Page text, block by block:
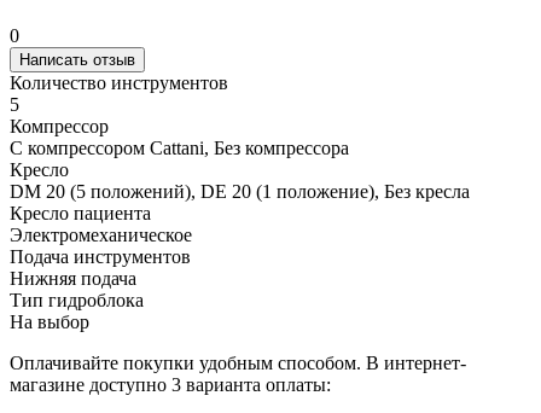
0
Написать отзыв
Количество инструментов
5
Компрессор
С компрессором Cattani, Без компрессора
Кресло
DM 20 (5 положений), DE 20 (1 положение), Без кресла
Кресло пациента
Электромеханическое
Подача инструментов
Нижняя подача
Тип гидроблока
На выбор
Оплачивайте покупки удобным способом. В интернет-
магазине доступно 3 варианта оплаты: